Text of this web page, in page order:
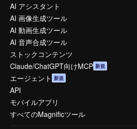
AI アシスタント
AI 画像生成ツール
AI 動画生成ツール
AI 音声合成ツール
ストックコンテンツ
Claude/ChatGPT向けMCP 新規
エージェント 新規
API
モバイルアプリ
すべてのMagnificツール